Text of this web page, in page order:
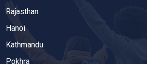
Rajasthan
Hanoi
Kathmandu
Pokhra